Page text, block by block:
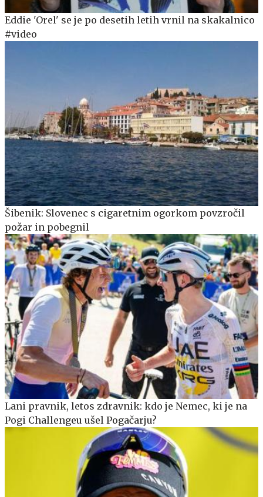
Eddie 'Orel' se je po desetih letih vrnil na skakalnico
#video
Šibenik: Slovenec s cigaretnim ogorkom povzročil
požar in pobegnil
Lani pravnik, letos zdravnik: kdo je Nemec, ki je na
Pogi Challengeu ušel Pogačarju?